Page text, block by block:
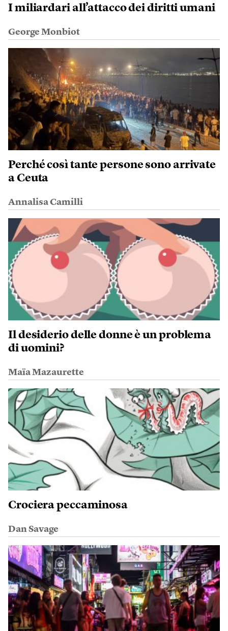
I miliardari all’attacco dei diritti umani
George Monbiot
Perché così tante persone sono arrivate
a Ceuta
Annalisa Camilli
Il desiderio delle donne è un problema
di uomini?
Maïa Mazaurette
Crociera peccaminosa
Dan Savage